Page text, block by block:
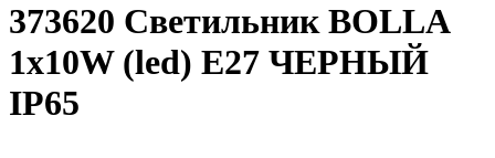
373620 Светильник BOLLA
1x10W (led) E27 ЧЕРНЫЙ
IP65